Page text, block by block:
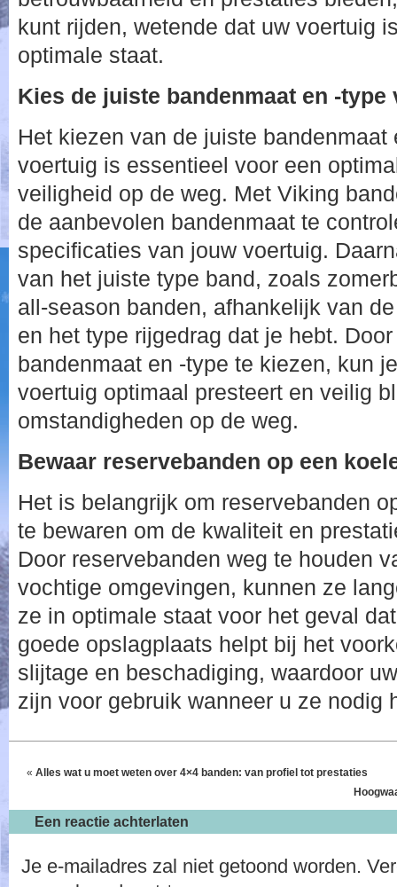
kunt rijden, wetende dat uw voertuig
optimale staat.
Kies de juiste bandenmaat en -
Het kiezen van de juiste bandenmaat
voertuig is essentieel voor een
veiligheid op de weg. Met Viking
de aanbevolen bandenmaat te
specificaties van jouw voertuig.
van het juiste type band, zoals
all-season banden, afhankelijk van
en het type rijgedrag dat je hebt.
bandenmaat en -type te kiezen, kun
voertuig optimaal presteert en veilig
omstandigheden op de weg.
Bewaar reservebanden op een
Het is belangrijk om reservebanden
te bewaren om de kwaliteit en
Door reservebanden weg te houden
vochtige omgevingen, kunnen ze
ze in optimale staat voor het geval
goede opslagplaats helpt bij het
slijtage en beschadiging, waardoor
zijn voor gebruik wanneer u ze nodig
« Alles wat u moet weten over 4×4 banden: van profiel tot prestaties
Een reactie achterlaten
Je e-mailadres zal niet getoond worden.